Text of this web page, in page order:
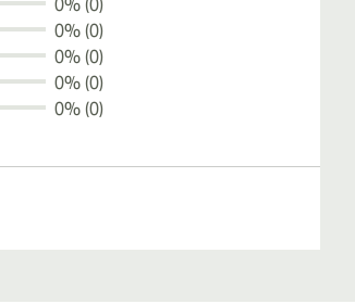
0% (0)
0% (0)
0% (0)
0% (0)
0% (0)